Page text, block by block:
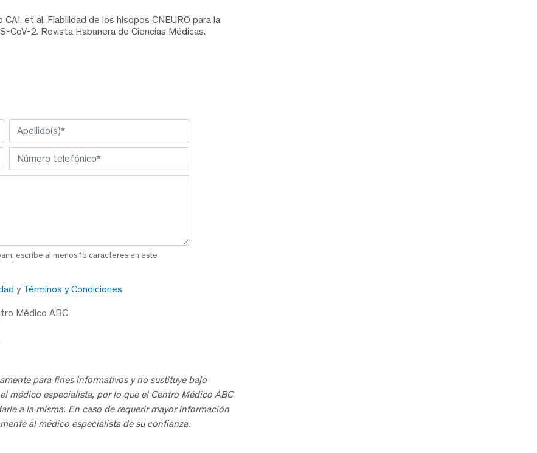
et al. Fiabilidad de los hisopos CNEURO para la
2. Revista Habanera de Ciencias Médicas.
escribe al menos 15 caracteres en este
y Términos y Condiciones
Médico ABC
para fines informativos y no sustituye bajo
médico especialista, por lo que el Centro Médico ABC
a la misma. En caso de requerir mayor información
al médico especialista de su confianza.